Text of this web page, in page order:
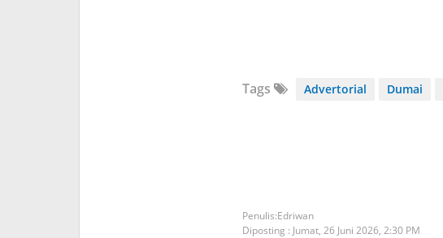
Tags Advertorial Dumai
Edriwan
Diposting : Jumat, 26 Juni 2026, 2:30 PM